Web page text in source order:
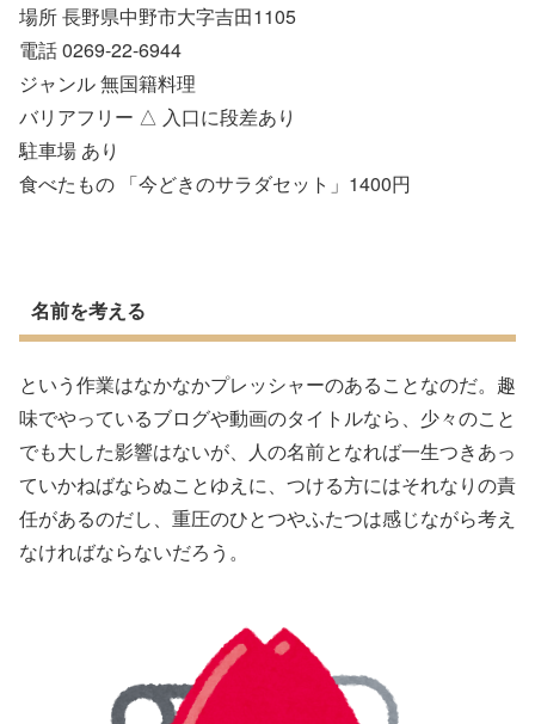
場所 長野県中野市大字吉田1105
電話 0269-22-6944
ジャンル 無国籍料理
バリアフリー △ 入口に段差あり
駐車場 あり
食べたもの 「今どきのサラダセット」1400円
名前を考える
という作業はなかなかプレッシャーのあることなのだ。趣
味でやっているブログや動画のタイトルなら、少々のこと
でも大した影響はないが、人の名前となれば一生つきあっ
ていかねばならぬことゆえに、つける方にはそれなりの責
任があるのだし、重圧のひとつやふたつは感じながら考え
なければならないだろう。